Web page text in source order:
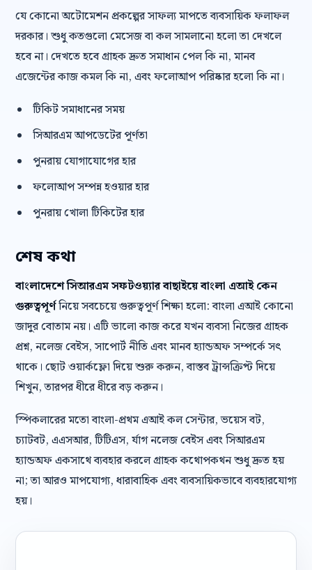
যে কোনো অটোমেশন প্রকল্পের সাফল্য মাপতে ব্যবসায়িক ফলাফল
দরকার। শুধু কতগুলো মেসেজ বা কল সামলানো হলো তা দেখলে
হবে না। দেখতে হবে গ্রাহক দ্রুত সমাধান পেল কি না, মানব
এজেন্টের কাজ কমল কি না, এবং ফলোআপ পরিষ্কার হলো কি না।
টিকিট সমাধানের সময়
সিআরএম আপডেটের পূর্ণতা
পুনরায় যোগাযোগের হার
ফলোআপ সম্পন্ন হওয়ার হার
পুনরায় খোলা টিকিটের হার
শেষ কথা
বাংলাদেশে সিআরএম সফটওয়্যার বাছাইয়ে বাংলা এআই কেন
গুরুত্বপূর্ণনিয়ে সবচেয়ে গুরুত্বপূর্ণ শিক্ষা হলো: বাংলা এআই কোনো
জাদুর বোতাম নয়। এটি ভালো কাজ করে যখন ব্যবসা নিজের গ্রাহক
প্রশ্ন, নলেজ বেইস, সাপোর্ট নীতি এবং মানব হ্যান্ডঅফ সম্পর্কে সৎ
থাকে। ছোট ওয়ার্কফ্লো দিয়ে শুরু করুন, বাস্তব ট্রান্সক্রিপ্ট দিয়ে
শিখুন, তারপর ধীরে ধীরে বড় করুন।
স্পিকলারের মতো বাংলা-প্রথম এআই কল সেন্টার, ভয়েস বট,
চ্যাটবট, এএসআর, টিটিএস, র্যাগ নলেজ বেইস এবং সিআরএম
হ্যান্ডঅফ একসাথে ব্যবহার করলে গ্রাহক কথোপকথন শুধু দ্রুত হয়
না; তা আরও মাপযোগ্য, ধারাবাহিক এবং ব্যবসায়িকভাবে ব্যবহারযোগ্য
হয়।